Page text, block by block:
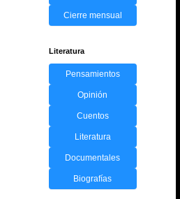
Cierre mensual
Literatura
Pensamientos
Opinión
Cuentos
Literatura
Documentales
Biografías